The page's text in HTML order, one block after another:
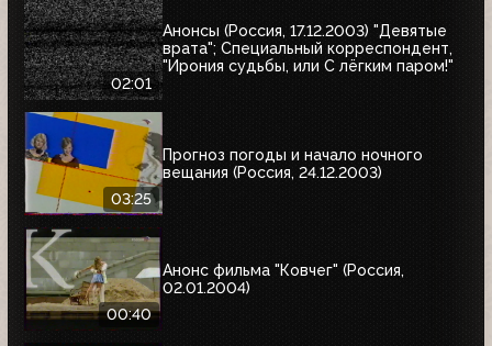
02:01
Анонсы (Россия, 17.12.2003) "Девятые
врата"; Специальный корреспондент,
"Ирония судьбы, или С лёгким паром!"
03:25
Прогноз погоды и начало ночного
вещания (Россия, 24.12.2003)
00:40
Анонс фильма "Ковчег" (Россия,
02.01.2004)